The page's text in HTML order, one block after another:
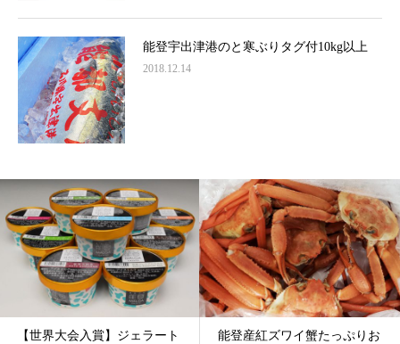
能登宇出津港のと寒ぶりタグ付10kg以上
2018.12.14
【世界大会入賞】ジェラート 能登産紅ズワイ蟹たっぷりお